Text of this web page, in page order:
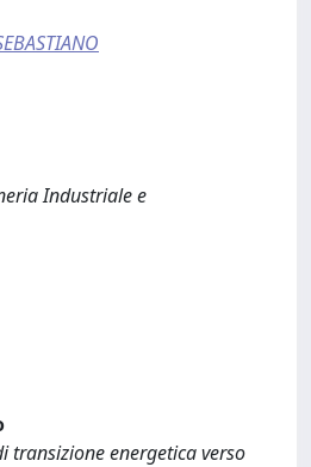
Industriale e
transizione energetica verso